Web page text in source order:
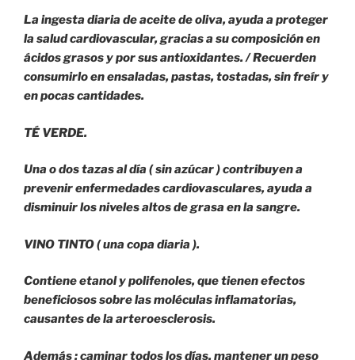
La ingesta diaria de aceite de oliva, ayuda a proteger
la salud cardiovascular, gracias a su composición en
ácidos grasos y por sus antioxidantes. / Recuerden
consumirlo en ensaladas, pastas, tostadas, sin freír y
en pocas cantidades.
TÉ VERDE.
Una o dos tazas al día ( sin azúcar ) contribuyen a
prevenir enfermedades cardiovasculares, ayuda a
disminuir los niveles altos de grasa en la sangre.
VINO TINTO ( una copa diaria ).
Contiene etanol y polifenoles, que tienen efectos
beneficiosos sobre las moléculas inflamatorias,
causantes de la arteroesclerosis.
Además : caminar todos los días, mantener un peso